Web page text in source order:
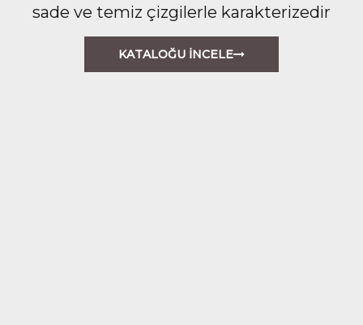
sade ve temiz çizgilerle karakterizedir
KATALOĞU İNCELE